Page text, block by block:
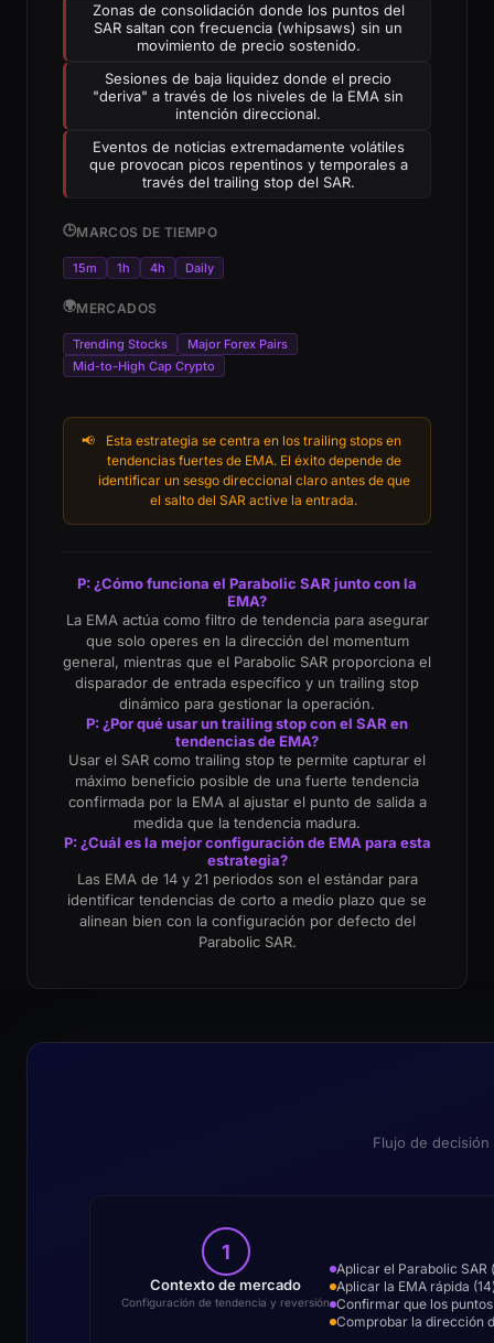
Zonas de consolidación donde los puntos del
SAR saltan con frecuencia (whipsaws) sin un
movimiento de precio sostenido.
Sesiones de baja liquidez donde el precio
"deriva" a través de los niveles de la EMA sin
intención direccional.
Eventos de noticias extremadamente volátiles
que provocan picos repentinos y temporales a
través del trailing stop del SAR.
🕒MARCOS DE TIEMPO
15m 1h 4h Daily
🌍MERCADOS
Trending Stocks
Major Forex Pairs
Mid-to-High Cap Crypto
📢
Esta estrategia se centra en los trailing stops en
tendencias fuertes de EMA. El éxito depende de
identificar un sesgo direccional claro antes de que
el salto del SAR active la entrada.
P: ¿Cómo funciona el Parabolic SAR junto con la
EMA?
La EMA actúa como filtro de tendencia para asegurar
que solo operes en la dirección del momentum
general, mientras que el Parabolic SAR proporciona el
disparador de entrada específico y un trailing stop
dinámico para gestionar la operación.
P: ¿Por qué usar un trailing stop con el SAR en
tendencias de EMA?
Usar el SAR como trailing stop te permite capturar el
máximo beneficio posible de una fuerte tendencia
confirmada por la EMA al ajustar el punto de salida a
medida que la tendencia madura.
P: ¿Cuál es la mejor configuración de EMA para esta
estrategia?
Las EMA de 14 y 21 periodos son el estándar para
identificar tendencias de corto a medio plazo que se
alinean bien con la configuración por defecto del
Parabolic SAR.
Flujo de
1
Contexto de mercado
Configuración de tendencia y reversión
Aplicar el Parabolic
Aplicar la EMA rápida
Confirmar que los
Comprobar la dirección